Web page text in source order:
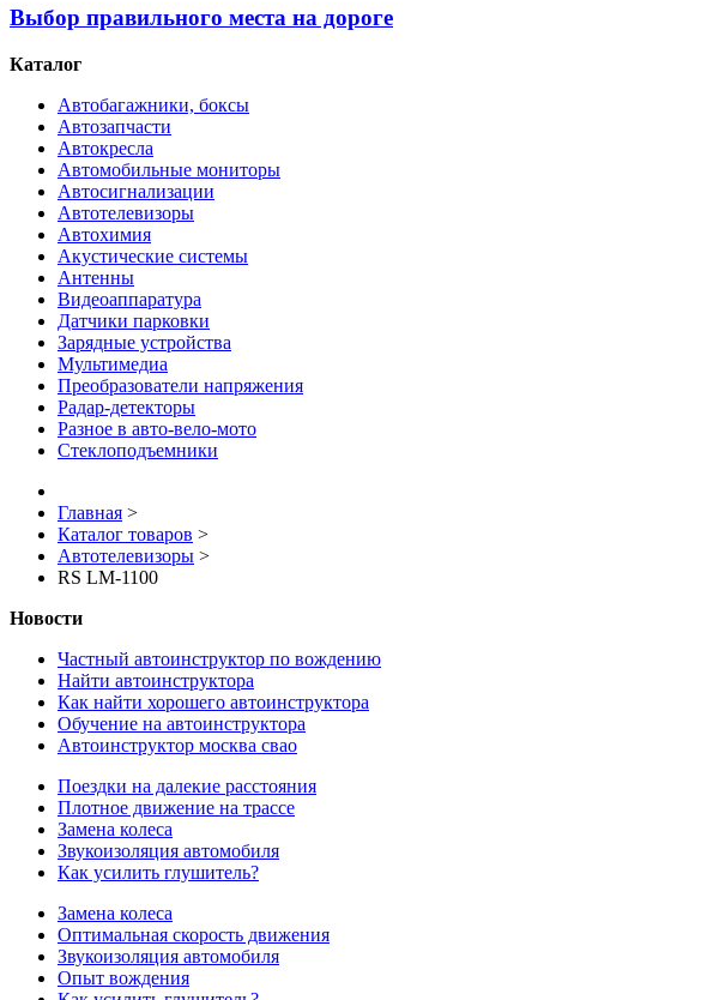
Выбор правильного места на дороге
Каталог
Автобагажники, боксы
Автозапчасти
Автокресла
Автомобильные мониторы
Автосигнализации
Автотелевизоры
Автохимия
Акустические системы
Антенны
Видеоаппаратура
Датчики парковки
Зарядные устройства
Мультимедиа
Преобразователи напряжения
Радар-детекторы
Разное в авто-вело-мото
Стеклоподъемники
Главная >
Каталог товаров >
Автотелевизоры >
RS LM-1100
Новости
Частный автоинструктор по вождению
Найти автоинструктора
Как найти хорошего автоинструктора
Обучение на автоинструктора
Автоинструктор москва свао
Поездки на далекие расстояния
Плотное движение на трассе
Замена колеса
Звукоизоляция автомобиля
Как усилить глушитель?
Замена колеса
Оптимальная скорость движения
Звукоизоляция автомобиля
Опыт вождения